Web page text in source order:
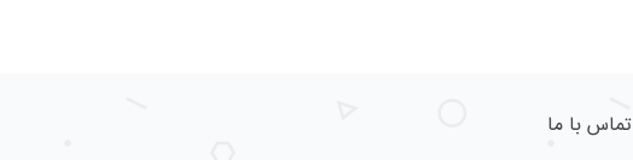
تماس با ما